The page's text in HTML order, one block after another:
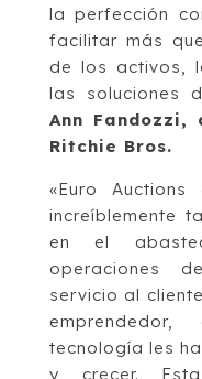
la perfección
facilitar más
de los activos,
las soluciones
Ann
Ritchie Bros.
«Euro
increíblemente
en el
operaciones
servicio al
tecnología les
y crecer.